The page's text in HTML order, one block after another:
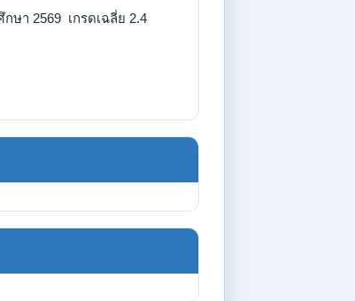
ษา 2569 เกรดเฉลี่ย 2.4